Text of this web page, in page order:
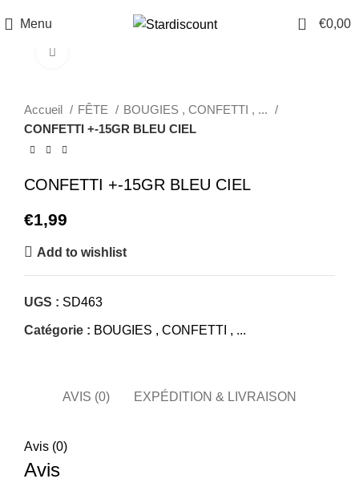
Menu 0 €0,00
Accueil FÊTE
BOUGIES , CONFETTI , ...
CONFETTI +-15GR BLEU CIEL
CONFETTI +-15GR BLEU CIEL
€1,99
Add to wishlist
UGS : SD463
Catégorie : BOUGIES , CONFETTI , ...
AVIS (0) EXPÉDITION & LIVRAISON
Avis (0)
Avis